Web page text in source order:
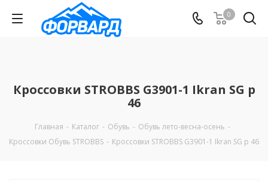
0
Кроссовки STROBBS G3901-1 Ikran SG р
46
Главная - Каталог - Обувь - Обувь лето-весна-осень -
Кроссовки Обувь STROBBS - Кроссовки STROBBS G3901-1 Ikran SG р 46